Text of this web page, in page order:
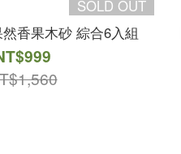
SOLD OUT
然香果木砂 綜合6入組